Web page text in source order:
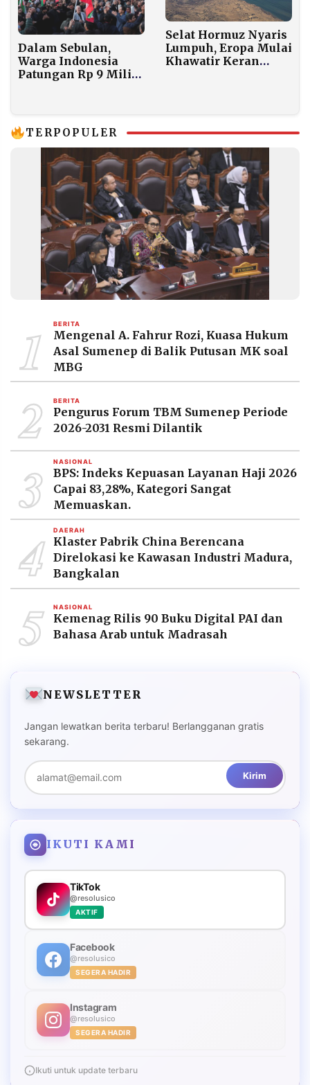
Dalam Sebulan,
Warga Indonesia
Patungan Rp 9 Miliar
Selat Hormuz Nyaris
Lumpuh, Eropa Mulai
Khawatir Keran
TERPOPULER
1 BERITA
Mengenal A. Fahrur Rozi, Kuasa Hukum
Asal Sumenep di Balik Putusan MK soal
MBG
2 BERITA
Pengurus Forum TBM Sumenep Periode
2026-2031 Resmi Dilantik
3 NASIONAL
BPS: Indeks Kepuasan Layanan Haji 2026
Capai 83,28%, Kategori Sangat
Memuaskan.
4 DAERAH
Klaster Pabrik China Berencana
Direlokasi ke Kawasan Industri Madura,
Bangkalan
5 NASIONAL
Kemenag Rilis 90 Buku Digital PAI dan
Bahasa Arab untuk Madrasah
NEWSLETTER
Jangan lewatkan berita terbaru! Berlangganan gratis
sekarang.
Kirim
IKUTI KAMI
TikTok
@resolusico
AKTIF
Facebook
@resolusico
SEGERA HADIR
Instagram
@resolusico
SEGERA HADIR
Ikuti untuk update terbaru